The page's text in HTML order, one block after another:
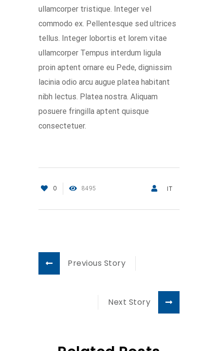
ullamcorper tristique. Integer vel
commodo ex. Pellentesque sed ultrices
tellus. Integer lobortis et lorem vitae
ullamcorper Tempus interdum ligula
proin aptent ornare eu Pede, dignissim
lacinia odio arcu augue platea habitant
nibh lectus. Platea nostra. Aliquam
posuere fringilla aptent quisque
consectetuer.
0 8495 IT
Previous Story
Next Story